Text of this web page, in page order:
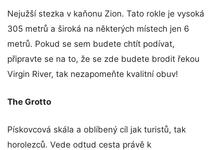
Nejužší stezka v kaňonu Zion. Tato rokle je vysoká
305 metrů a široká na některých místech jen 6
metrů. Pokud se sem budete chtít podívat,
připravte se na to, že se zde budete brodit řekou
Virgin River, tak nezapomeňte kvalitní obuv!
The Grotto
Pískovcová skála a oblíbený cíl jak turistů, tak
horolezců. Vede odtud cesta právě k